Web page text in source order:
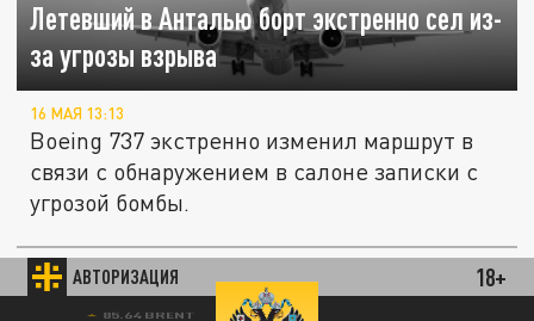
АВТОРИЗАЦИЯ 18+
Летевший в Анталью борт экстренно сел из-
за угрозы взрыва
16 МАЯ 13:13
Boeing 737 экстренно изменил маршрут в
связи с обнаружением в салоне записки с
угрозой бомбы.
В Анталье обменники перестали принимать
рубли из-за проблем с реализацией
ОБЩЕСТВО